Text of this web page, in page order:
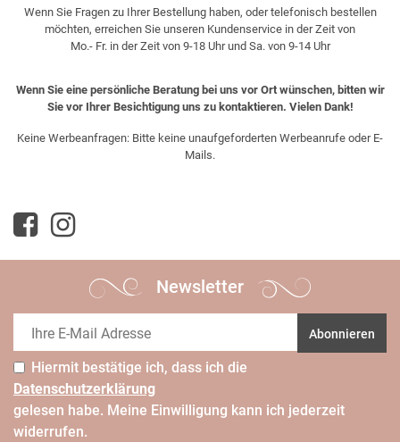
Wenn Sie Fragen zu Ihrer Bestellung haben, oder telefonisch bestellen
möchten, erreichen Sie unseren Kundenservice in der Zeit von
Mo.- Fr. in der Zeit von 9-18 Uhr und Sa. von 9-14 Uhr
Wenn Sie eine persönliche Beratung bei uns vor Ort wünschen, bitten wir
Sie vor Ihrer Besichtigung uns zu kontaktieren. Vielen Dank!
Keine Werbeanfragen: Bitte keine unaufgeforderten Werbeanrufe oder E-
Mails.
Newsletter
Abonnieren
Hiermit bestätige ich, dass ich die
Daten­schutz­erklärung
gelesen habe. Meine Einwilligung kann ich jederzeit
widerrufen.